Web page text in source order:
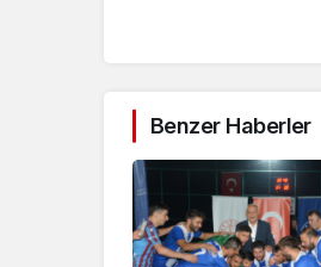
Benzer Haberler